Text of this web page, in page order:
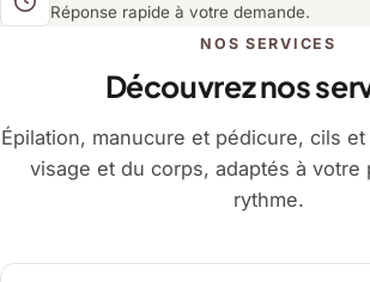
Réponse rapide à votre demande.
NOS SERVICES
Découvrez nos
Épilation, manucure et pédicure, cils
visage et du corps, adaptés à votre
rythme.